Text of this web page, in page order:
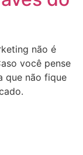
não é
você pense
que não fique